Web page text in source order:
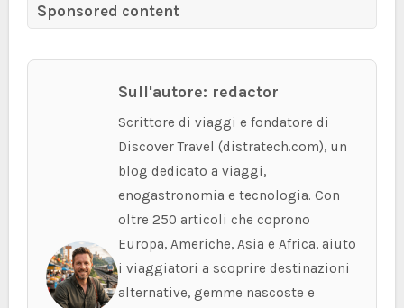
Sponsored content
Sull'autore: redactor
Scrittore di viaggi e fondatore di
Discover Travel (distratech.com), un
blog dedicato a viaggi,
enogastronomia e tecnologia. Con
oltre 250 articoli che coprono
Europa, Americhe, Asia e Africa, aiuto
i viaggiatori a scoprire destinazioni
alternative, gemme nascoste e